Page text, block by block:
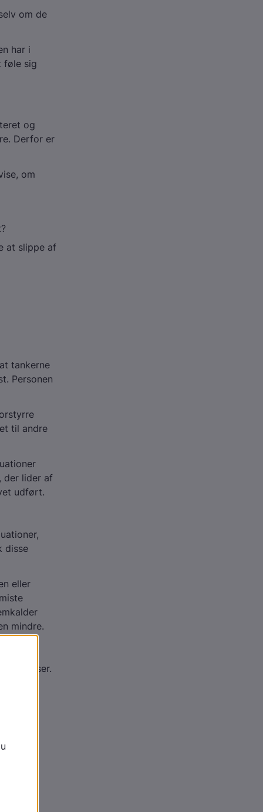
om de
har i
føle sig
og
Derfor er
om
at slippe af
tankerne
Personen
til andre
der lider af
udført.
disse
eller
mindre.